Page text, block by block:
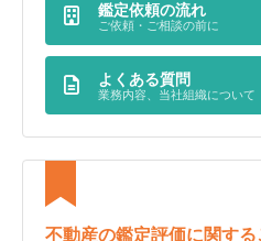
鑑定依頼の流れ
ご依頼・ご相談の前に
よくある質問
業務内容、当社組織について
不動産の鑑定評価に関す